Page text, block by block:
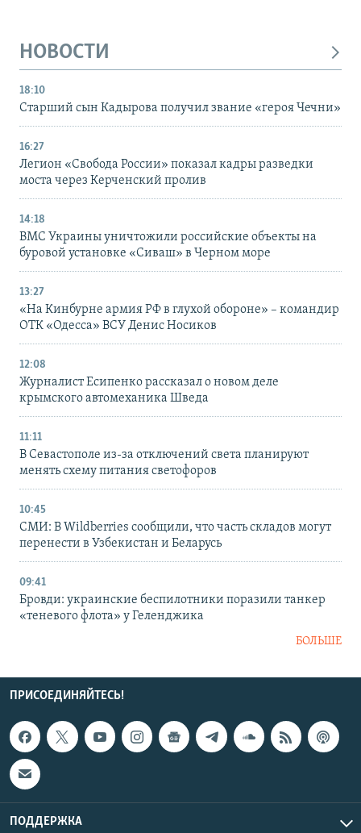
НОВОСТИ
18:10
Старший сын Кадырова получил звание «героя Чечни»
16:27
Легион «Свобода России» показал кадры разведки
моста через Керченский пролив
14:18
ВМС Украины уничтожили российские объекты на
буровой установке «Сиваш» в Черном море
13:27
«На Кинбурне армия РФ в глухой обороне» – командир
ОТК «Одесса» ВСУ Денис Носиков
12:08
Журналист Есипенко рассказал о новом деле
крымского автомеханика Шведа
11:11
В Севастополе из-за отключений света планируют
менять схему питания светофоров
10:45
СМИ: В Wildberries сообщили, что часть складов могут
перенести в Узбекистан и Беларусь
09:41
Бровди: украинские беспилотники поразили танкер
«теневого флота» у Геленджика
БОЛЬШЕ
ПРИСОЕДИНЯЙТЕСЬ!
ПОДДЕРЖКА